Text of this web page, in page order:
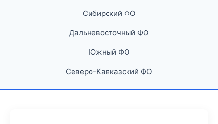
Сибирский ФО
Дальневосточный ФО
Южный ФО
Северо-Кавказский ФО